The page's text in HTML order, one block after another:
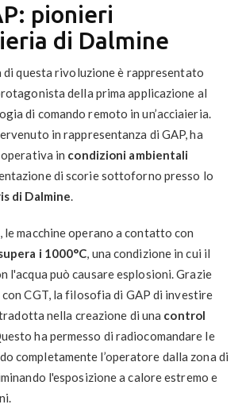
pionieri
di Dalmine
di questa rivoluzione è rappresentato
della prima applicazione al
di comando remoto in un’acciaieria.
in rappresentanza di GAP, ha
in condizioni ambientali
di scorie sottoforno presso lo
di Dalmine.
le macchine operano a contatto con
i 1000°C, una condizione in cui il
l'acqua può causare esplosioni. Grazie
CGT, la filosofia di GAP di investire
nella creazione di una control
ha permesso di radiocomandare le
completamente l’operatore dalla zona di
l'esposizione a calore estremo e